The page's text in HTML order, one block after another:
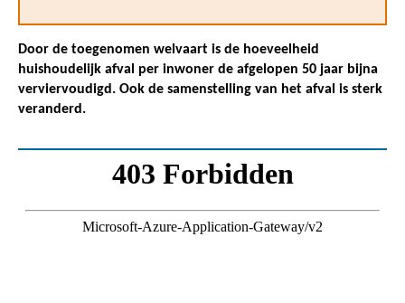
Door de toegenomen welvaart is de hoeveelheid
huishoudelijk afval per inwoner de afgelopen 50 jaar bijna
verviervoudigd. Ook de samenstelling van het afval is sterk
veranderd.